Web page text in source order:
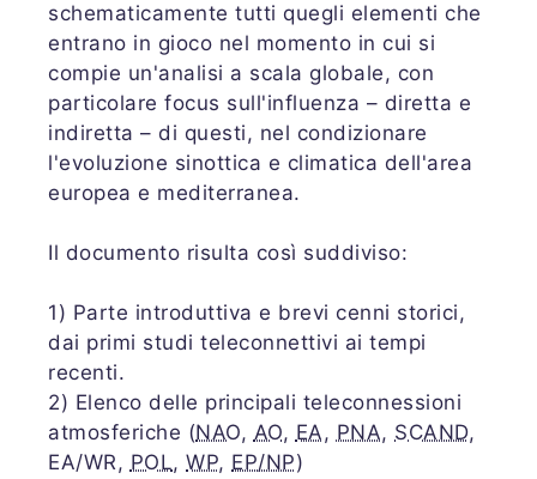
schematicamente tutti quegli elementi che
entrano in gioco nel momento in cui si
compie un'analisi a scala globale, con
particolare focus sull'influenza – diretta e
indiretta – di questi, nel condizionare
l'evoluzione sinottica e climatica dell'area
europea e mediterranea.
Il documento risulta così suddiviso:
1) Parte introduttiva e brevi cenni storici,
dai primi studi teleconnettivi ai tempi
recenti.
2) Elenco delle principali teleconnessioni
atmosferiche (NAO, AO, EA, PNA, SCAND,
EA/WR, POL, WP, EP/NP)